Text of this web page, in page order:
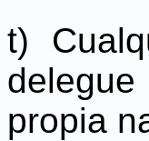
t)
propia